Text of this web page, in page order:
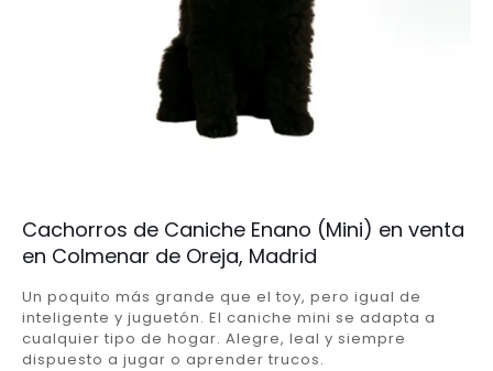
Cachorros de Caniche Enano (Mini) en venta
en Colmenar de Oreja, Madrid
Un poquito más grande que el toy, pero igual de
inteligente y juguetón. El caniche mini se adapta a
cualquier tipo de hogar. Alegre, leal y siempre
dispuesto a jugar o aprender trucos.